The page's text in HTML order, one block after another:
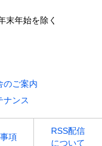
末年始を除く
のご案内
ナンス
項
RSS配信
について